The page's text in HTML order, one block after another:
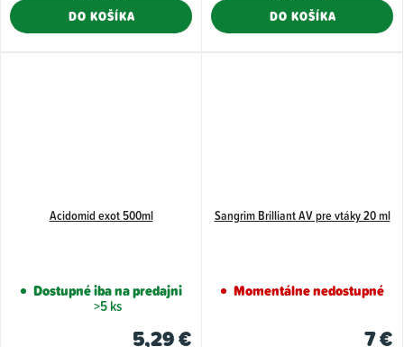
DO KOŠÍKA DO KOŠÍKA
Acidomid exot 500ml
Dostupné iba na predajni
>5 ks
5,29 €
Sangrim Brilliant AV pre vtáky 20 ml
Momentálne nedostupné
7 €